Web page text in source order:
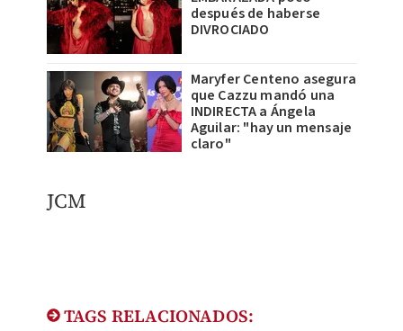
después de haberse
DIVROCIADO
Maryfer Centeno asegura
que Cazzu mandó una
INDIRECTA a Ángela
Aguilar: "hay un mensaje
claro"
JCM
TAGS RELACIONADOS: